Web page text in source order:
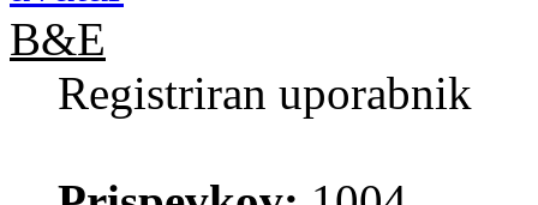
B&E
Registriran uporabnik